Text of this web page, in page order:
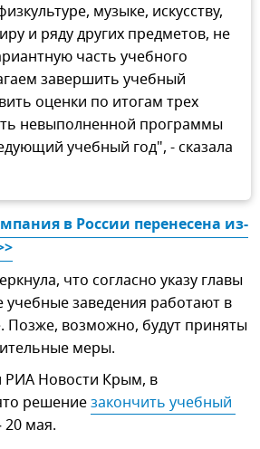
музыке, искусству,
и ряду других предметов, не
часть учебного
завершить учебный
оценки по итогам трех
невыполненной программы
учебный год", - сказала
в России перенесена из-
что согласно указу главы
учебные заведения работают в
Позже, возможно, будут приняты
меры.
РИА Новости Крым, в
решениезакончить учебный
20 мая.